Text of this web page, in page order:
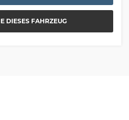
DIESES FAHRZEUG